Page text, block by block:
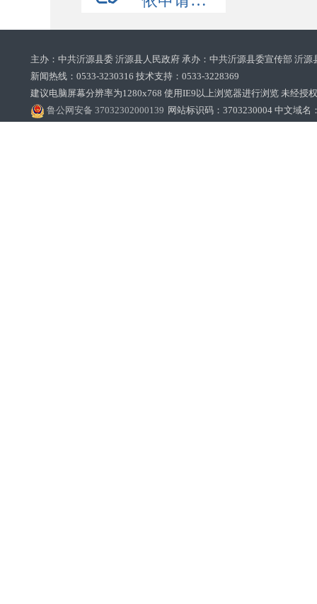
主办：中共沂源县委 沂源县人民政府 承办：中共沂源县委宣传部 沂
新闻热线：0533-3230316 技术支持：0533-3228369‌‌
建议电脑屏幕分辨率为1280x768 使用IE9以上浏览器进行浏览 未经授
鲁公网安备 37032302000139 网站标识码：3703230004 中文域名